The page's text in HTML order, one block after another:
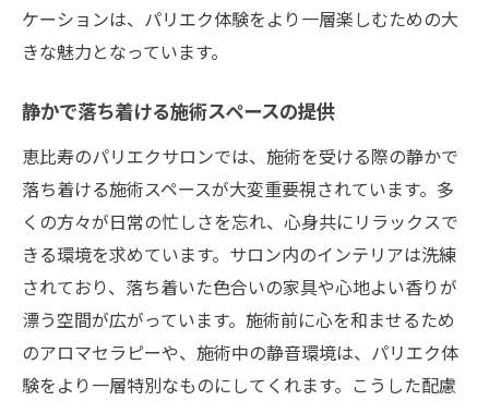
ケーションは、パリエク体験をより一層楽しむための大
きな魅力となっています。
静かで落ち着ける施術スペースの提供
恵比寿のパリエクサロンでは、施術を受ける際の静かで
落ち着ける施術スペースが大変重要視されています。多
くの方々が日常の忙しさを忘れ、心身共にリラックスで
きる環境を求めています。サロン内のインテリアは洗練
されており、落ち着いた色合いの家具や心地よい香りが
漂う空間が広がっています。施術前に心を和ませるため
のアロマセラピーや、施術中の静音環境は、パリエク体
験をより一層特別なものにしてくれます。こうした配慮